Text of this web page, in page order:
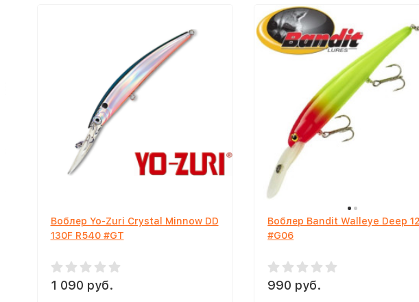
Воблер Yo-Zuri Crystal Minnow DD
130F R540 #GT
1 090 руб.
Воблер Bandit Walleye Deep
#G06
990 руб.